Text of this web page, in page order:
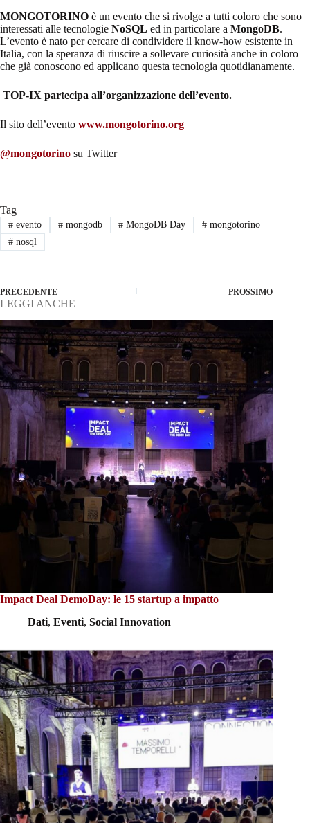
MONGOTORINO è un evento che si rivolge a tutti coloro che sono
interessati alle tecnologie NoSQL ed in particolare a MongoDB.
L’evento è nato per cercare di condividere il know-how esistente in
Italia, con la speranza di riuscire a sollevare curiosità anche in coloro
che già conoscono ed applicano questa tecnologia quotidianamente.
TOP-IX partecipa all’organizzazione dell’evento.
Il sito dell’evento www.mongotorino.org
@mongotorino su Twitter
Tag
#evento #mongodb # MongoDB Day # mongotorino
#nosql
PRECEDENTE PROSSIMO
LEGGI ANCHE
Impact Deal DemoDay: le 15 startup a impatto
Dati, Eventi, Social Innovation